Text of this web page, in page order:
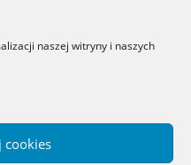
naszej witryny i naszych
cookies